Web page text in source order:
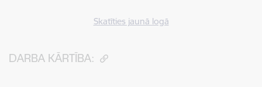
Skatīties jaunā logā
DARBA KĀRTĪBA: